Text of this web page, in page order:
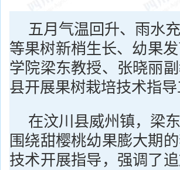
五月气温回升、雨水
等果树新梢生长、幼果
学院梁东教授、张晓丽
县开展果树栽培技术指导
在汶川县威州镇，梁
围绕甜樱桃幼果膨大期
技术开展指导，强调了